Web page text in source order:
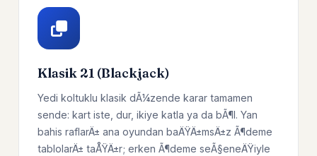
Klasik 21 (Blackjack)
Yedi koltuklu klasik dÃ¼zende karar tamamen
sende: kart iste, dur, ikiye katla ya da bÃ¶l. Yan
bahis raflarÄ± ana oyundan baÄŸÄ±msÄ±z Ã¶deme
tablolarÄ± taÅŸÄ±r; erken Ã¶deme seÃ§eneÄŸiyle